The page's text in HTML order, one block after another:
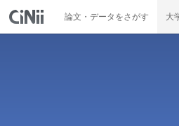
論文・データをさがす 大